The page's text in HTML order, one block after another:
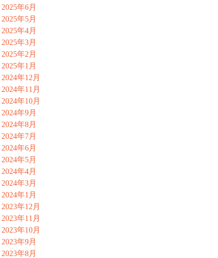
2025年6月
2025年5月
2025年4月
2025年3月
2025年2月
2025年1月
2024年12月
2024年11月
2024年10月
2024年9月
2024年8月
2024年7月
2024年6月
2024年5月
2024年4月
2024年3月
2024年1月
2023年12月
2023年11月
2023年10月
2023年9月
2023年8月